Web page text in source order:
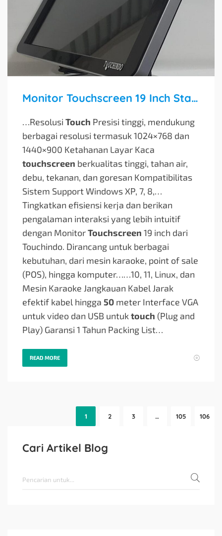
Monitor Touchscreen 19 Inch Standing Pendek NW (FB19TCD)
…Resolusi Touch Presisi tinggi, mendukung
berbagai resolusi termasuk 1024×768 dan
1440×900 Ketahanan Layar Kaca
touchscreen berkualitas tinggi, tahan air,
debu, tekanan, dan goresan Kompatibilitas
Sistem Support Windows XP, 7, 8,…
Tingkatkan efisiensi kerja dan berikan
pengalaman interaksi yang lebih intuitif
dengan MonitorTouchscreen 19 inch dari
Touchindo. Dirancang untuk berbagai
kebutuhan, dari mesin karaoke, point of sale
(POS), hingga komputer……10, 11, Linux, dan
Mesin Karaoke Jangkauan Kabel Jarak
efektif kabel hingga 50 meter Interface VGA
untuk video dan USB untuktouch (Plug and
Play) Garansi 1 Tahun Packing List…
READ MORE
1 2 3 … 105 106
Cari Artikel Blog